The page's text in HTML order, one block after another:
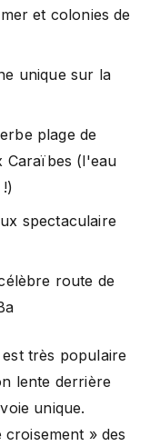
et colonies de
unique sur la
plage de
Caraïbes (l'eau
spectaculaire
route de
très populaire
lente derrière
unique.
» des